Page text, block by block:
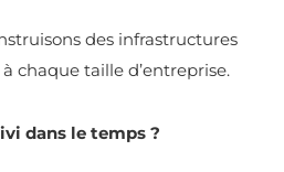
des infrastructures
chaque taille d’entreprise.
dans le temps ?